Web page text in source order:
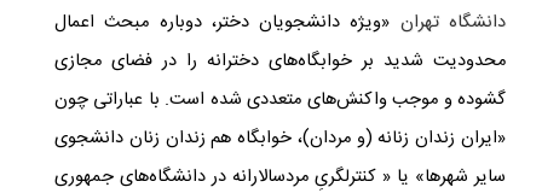
دانشگاه تهران «ویژه دانشجویان دختر، دوباره مبحث اعمال
محدودیت شدید بر خوابگاه‌های دخترانه را در فضای مجازی
گشوده و موجب واکنش‌های متعددی شده است. با عباراتی چون
«ایران زندان زنانه (و مردان)، خوابگاه هم زندان زنان دانشجوی
سایر شهرها» یا « ‏کنترلگریِ مردسالارانه در دانشگاه‌های جمهوری